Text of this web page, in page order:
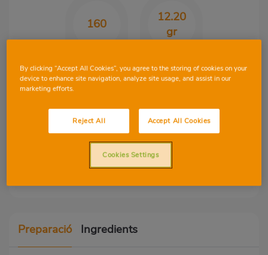
160
12.20
gr
2.60
gr
Proteïnes
10.60
gr
Greix
Preparació Ingredients
By clicking “Accept All Cookies”, you agree to the storing of cookies on your
device to enhance site navigation, analyze site usage, and assist in our
marketing efforts.
Reject All Accept All Cookies
Cookies Settings